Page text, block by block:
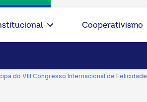
Cooperativismo
do VIII Congresso Internacional de Felicidade